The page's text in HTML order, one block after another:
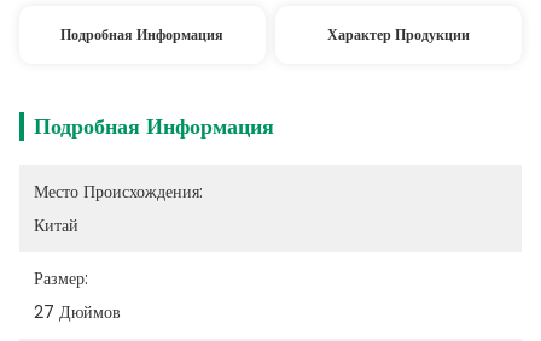
Подробная Информация Характер Продукции
Подробная Информация
Место Происхождения:
Китай
Размер:
27 Дюймов